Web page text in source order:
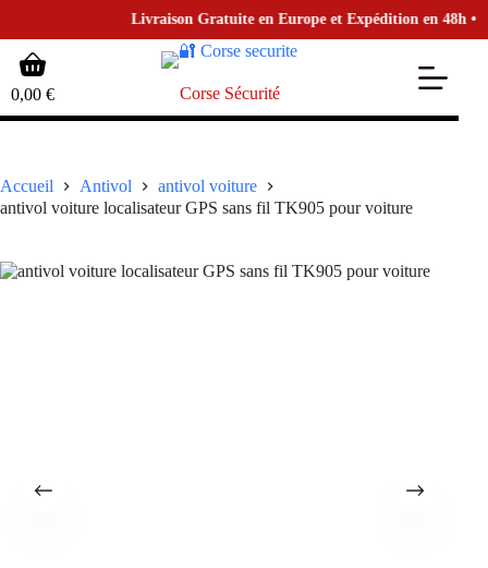
Livraison Gratuite en Europe et Expédition en 48h •
contenu
Panier
d’achat
0,00 € Corse Sécurité
Accueil Antivol
antivol voiture
antivol voiture localisateur GPS sans fil TK905 pour voiture